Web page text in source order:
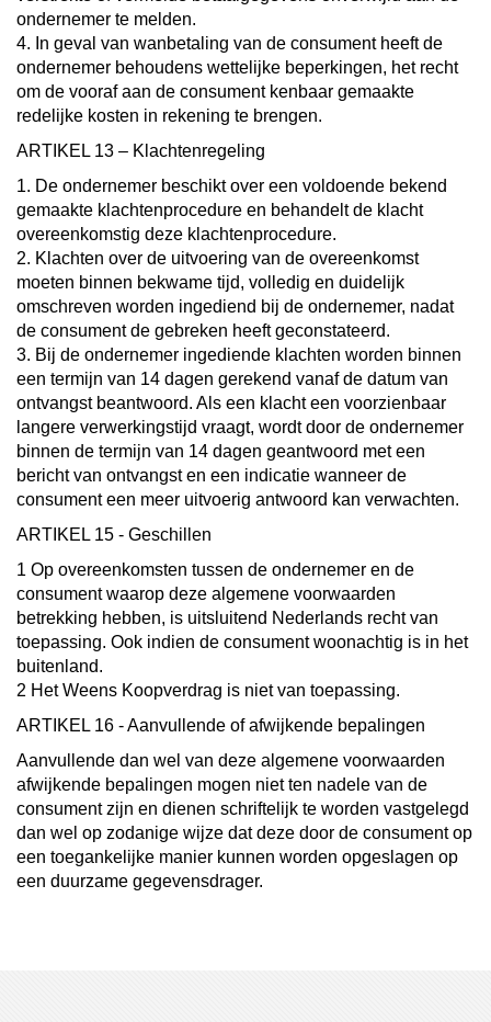
ondernemer te melden.
4. In geval van wanbetaling van de consument heeft de
ondernemer behoudens wettelijke beperkingen, het recht
om de vooraf aan de consument kenbaar gemaakte
redelijke kosten in rekening te brengen.
ARTIKEL 13 – Klachtenregeling
1. De ondernemer beschikt over een voldoende bekend
gemaakte klachtenprocedure en behandelt de klacht
overeenkomstig deze klachtenprocedure.
2. Klachten over de uitvoering van de overeenkomst
moeten binnen bekwame tijd, volledig en duidelijk
omschreven worden ingediend bij de ondernemer, nadat
de consument de gebreken heeft geconstateerd.
3. Bij de ondernemer ingediende klachten worden binnen
een termijn van 14 dagen gerekend vanaf de datum van
ontvangst beantwoord. Als een klacht een voorzienbaar
langere verwerkingstijd vraagt, wordt door de ondernemer
binnen de termijn van 14 dagen geantwoord met een
bericht van ontvangst en een indicatie wanneer de
consument een meer uitvoerig antwoord kan verwachten.
ARTIKEL 15 - Geschillen
1 Op overeenkomsten tussen de ondernemer en de
consument waarop deze algemene voorwaarden
betrekking hebben, is uitsluitend Nederlands recht van
toepassing. Ook indien de consument woonachtig is in het
buitenland.
2 Het Weens Koopverdrag is niet van toepassing.
ARTIKEL 16 - Aanvullende of afwijkende bepalingen
Aanvullende dan wel van deze algemene voorwaarden
afwijkende bepalingen mogen niet ten nadele van de
consument zijn en dienen schriftelijk te worden vastgelegd
dan wel op zodanige wijze dat deze door de consument op
een toegankelijke manier kunnen worden opgeslagen op
een duurzame gegevensdrager.